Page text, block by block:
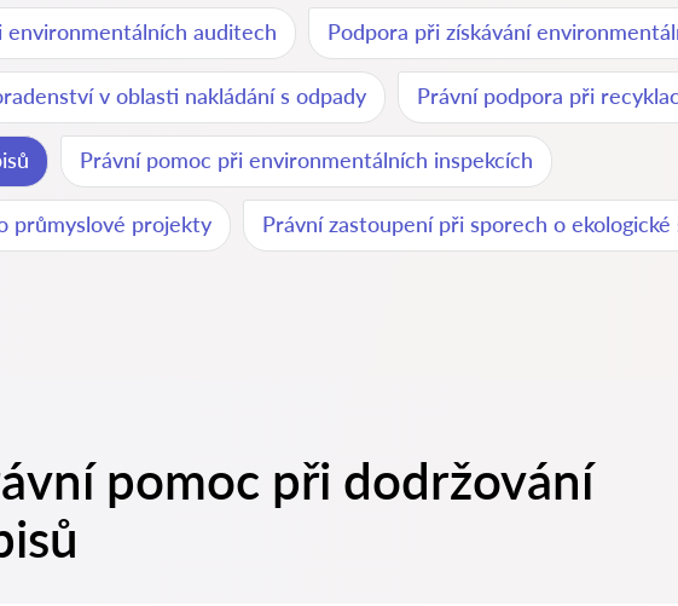
environmentálních auditech Podpora při získávání
v oblasti nakládání s odpady Právní podpora při
Právní pomoc při environmentálních inspekcích
průmyslové projekty Právní zastoupení při sporech o ekologické
pomoc při dodržování